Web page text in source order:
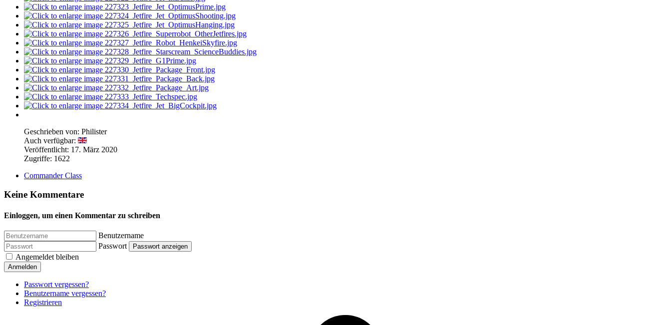
Geschrieben von: Philister
Auch verfügbar:
Veröffentlicht: 17. März 2020
Zugriffe: 1622
Commander Class
Keine Kommentare
Einloggen, um einen Kommentar zu schreiben
Benutzername
Passwort
Passwort anzeigen
Angemeldet bleiben
Anmelden
Passwort vergessen?
Benutzername vergessen?
Registrieren